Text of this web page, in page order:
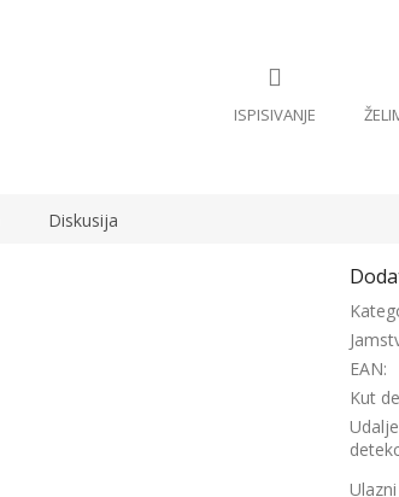
Diskusija
EAN:
Kut